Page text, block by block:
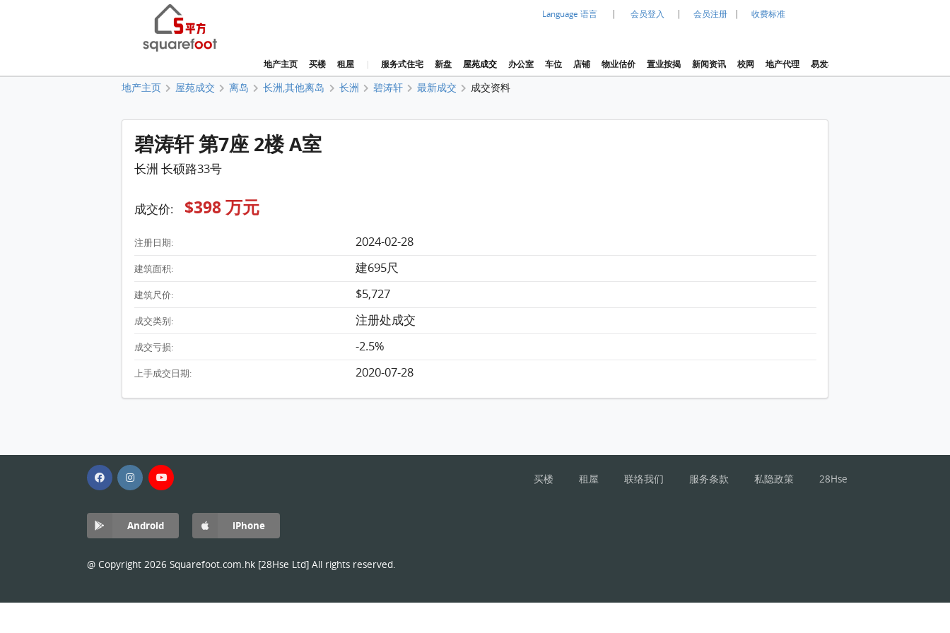
Language 语言 | 会员登入 | 会员注册 | 收费标准
地产主页 买楼 租屋 | 服务式住宅 新盘 屋苑成交 办公室 车位 店铺 物业估价 置业按揭 新闻资讯 校网 地产代理 易发楼价指数
地产主页 屋苑成交 离岛 长洲,其他离岛 长洲 碧涛轩 最新成交 成交资料
碧涛轩 第7座 2楼 A室
长洲 长硕路33号
成交价: $398 万元
注册日期: 2024-02-28
建筑面积: 建695尺
建筑尺价: $5,727
成交类别: 注册处成交
成交亏损: -2.5%
上手成交日期: 2020-07-28
买楼 租屋 联络我们 服务条款 私隐政策 28Hse
Android iPhone
@ Copyright 2026 Squarefoot.com.hk [28Hse Ltd] All rights reserved.